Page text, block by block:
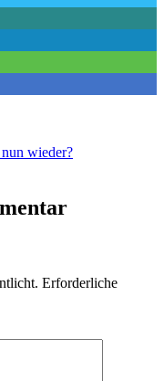
wieder?
Erforderliche